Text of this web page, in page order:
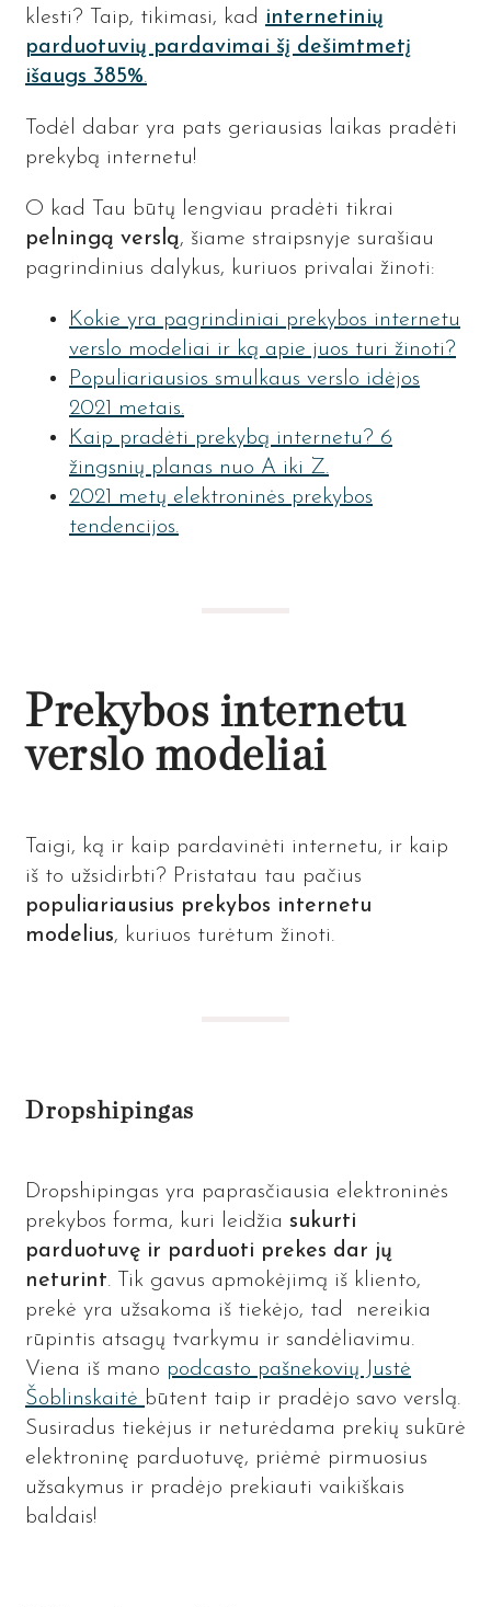
klesti? Taip, tikimasi, kad internetinių
parduotuvių pardavimai šį dešimtmetį
išaugs 385%.
Todėl dabar yra pats geriausias laikas pradėti
prekybą internetu!
O kad Tau būtų lengviau pradėti tikrai
pelningą verslą, šiame straipsnyje surašiau
pagrindinius dalykus, kuriuos privalai žinoti:
Kokie yra pagrindiniai prekybos internetu
verslo modeliai ir ką apie juos turi žinoti?
Populiariausios smulkaus verslo idėjos
2021 metais.
Kaip pradėti prekybą internetu? 6
žingsnių planas nuo A iki Z.
2021 metų elektroninės prekybos
tendencijos.
Prekybos internetu
verslo modeliai
Taigi, ką ir kaip pardavinėti internetu, ir kaip
iš to užsidirbti? Pristatau tau pačius
populiariausius prekybos internetu
modelius, kuriuos turėtum žinoti.
Dropshipingas
Dropshipingas yra paprasčiausia elektroninės
prekybos forma, kuri leidžia sukurti
parduotuvę ir parduoti prekes dar jų
neturint. Tik gavus apmokėjimą iš kliento,
prekė yra užsakoma iš tiekėjo, tad nereikia
rūpintis atsagų tvarkymu ir sandėliavimu.
Viena iš mano podcasto pašnekovių Justė
Šoblinskaitė būtent taip ir pradėjo savo verslą.
Susiradus tiekėjus ir neturėdama prekių sukūrė
elektroninę parduotuvę, priėmė pirmuosius
užsakymus ir pradėjo prekiauti vaikiškais
baldais!